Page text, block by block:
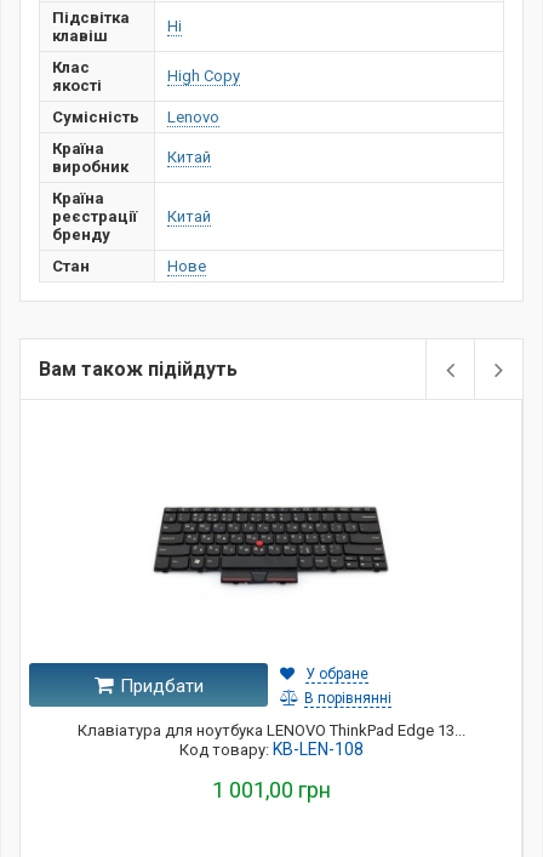
Підсвітка
клавіш
Ні
Клас
якості
High Copy
Сумісність
Lenovo
Країна
виробник
Китай
Країна
реєстрації
бренду
Китай
Стан Нове
Вам також підійдуть
Придбати
У обране
В порівнянні
Клавіатура для ноутбука LENOVO ThinkPad Edge 13...
Код товару: KB-LEN-108
1 001,00 грн